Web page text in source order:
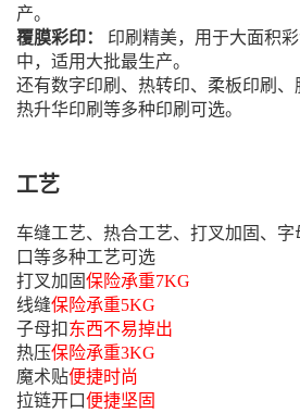
产。
覆膜彩印：
印刷精美，用于大面积
中，适用大批最生产。
还有数字印刷、热转印、柔板印刷、
热升华印刷等多种印刷可选。
工艺
车缝工艺、热合工艺、打叉加固、
口等多种工艺可选
打叉加固保险承重7KG
线缝保险承重5KG
子母扣 东西不易掉出
热压保险承重3KG
魔术贴便捷时尚
拉链开口便捷坚固